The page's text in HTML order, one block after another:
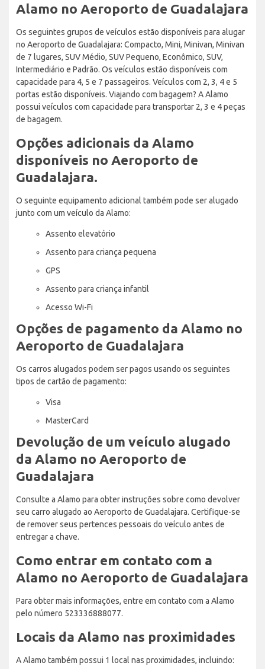
Alamo no Aeroporto de Guadalajara
Os seguintes grupos de veículos estão disponíveis para alugar
no Aeroporto de Guadalajara: Compacto, Mini, Minivan, Minivan
de 7 lugares, SUV Médio, SUV Pequeno, Econômico, SUV,
Intermediário e Padrão. Os veículos estão disponíveis com
capacidade para 4, 5 e 7 passageiros. Veículos com 2, 3, 4 e 5
portas estão disponíveis. Viajando com bagagem? A Alamo
possui veículos com capacidade para transportar 2, 3 e 4 peças
de bagagem.
Opções adicionais da Alamo
disponíveis no Aeroporto de
Guadalajara.
O seguinte equipamento adicional também pode ser alugado
junto com um veículo da Alamo:
Assento elevatório
Assento para criança pequena
GPS
Assento para criança infantil
Acesso Wi-Fi
Opções de pagamento da Alamo no
Aeroporto de Guadalajara
Os carros alugados podem ser pagos usando os seguintes
tipos de cartão de pagamento:
Visa
MasterCard
Devolução de um veículo alugado
da Alamo no Aeroporto de
Guadalajara
Consulte a Alamo para obter instruções sobre como devolver
seu carro alugado ao Aeroporto de Guadalajara. Certifique-se
de remover seus pertences pessoais do veículo antes de
entregar a chave.
Como entrar em contato com a
Alamo no Aeroporto de Guadalajara
Para obter mais informações, entre em contato com a Alamo
pelo número 523336888077.
Locais da Alamo nas proximidades
A Alamo também possui 1 local nas proximidades, incluindo: